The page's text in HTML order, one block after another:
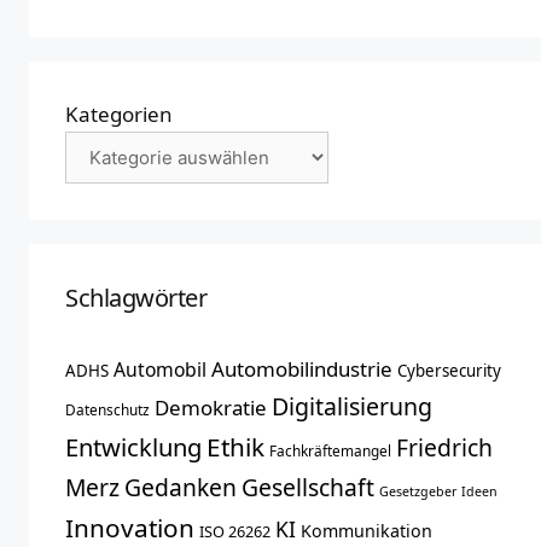
Kategorien
Schlagwörter
ADHS Automobil Automobilindustrie Cybersecurity
Datenschutz Demokratie Digitalisierung
Entwicklung Ethik Fachkräftemangel Friedrich
MerzGedanken Gesellschaft Gesetzgeber Ideen
Innovation ISO 26262 KI Kommunikation